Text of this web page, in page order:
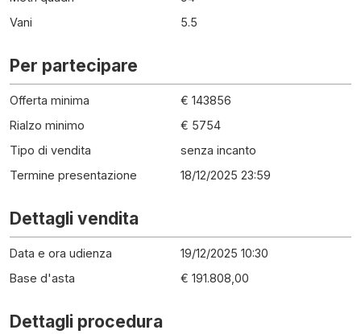
Vani
5.5
Per partecipare
Offerta minima
€ 143856
Rialzo minimo
€ 5754
Tipo di vendita
senza incanto
Termine presentazione
18/12/2025 23:59
Dettagli vendita
Data e ora udienza
19/12/2025 10:30
Base d'asta
€ 191.808,00
Dettagli procedura